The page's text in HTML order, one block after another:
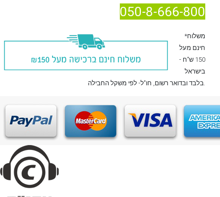
050-8-666-800
*משלוח
חינם מעל
150 ש"ח -
בישראל
בלבדובדואר רשום , חו"ל- לפי משקל החבילה.